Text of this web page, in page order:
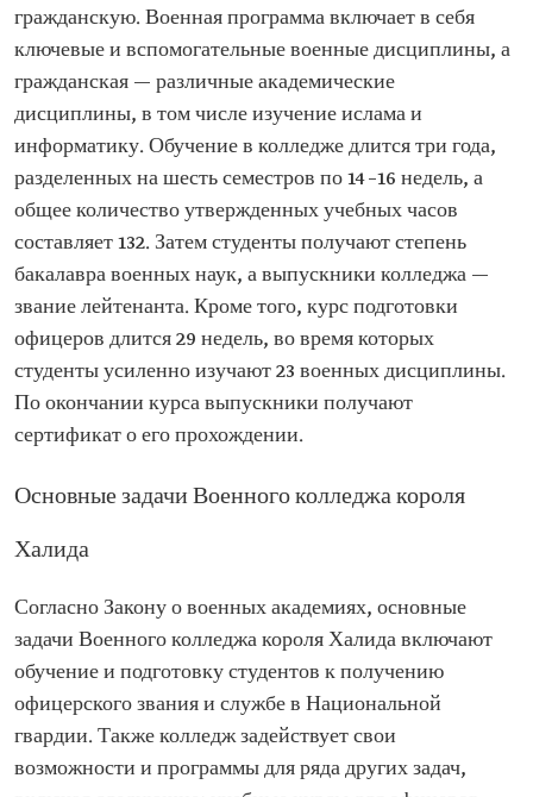
гражданскую. Военная программа включает в себя
ключевые и вспомогательные военные дисциплины, а
гражданская — различные академические
дисциплины, в том числе изучение ислама и
информатику. Обучение в колледже длится три года,
разделенных на шесть семестров по 14–16 недель, а
общее количество утвержденных учебных часов
составляет 132. Затем студенты получают степень
бакалавра военных наук, а выпускники колледжа —
звание лейтенанта. Кроме того, курс подготовки
офицеров длится 29 недель, во время которых
студенты усиленно изучают 23 военных дисциплины.
По окончании курса выпускники получают
сертификат о его прохождении.
Основные задачи Военного колледжа короля
Халида
Согласно Закону о военных академиях, основные
задачи Военного колледжа короля Халида включают
обучение и подготовку студентов к получению
офицерского звания и службе в Национальной
гвардии. Также колледж задействует свои
возможности и программы для ряда других задач,